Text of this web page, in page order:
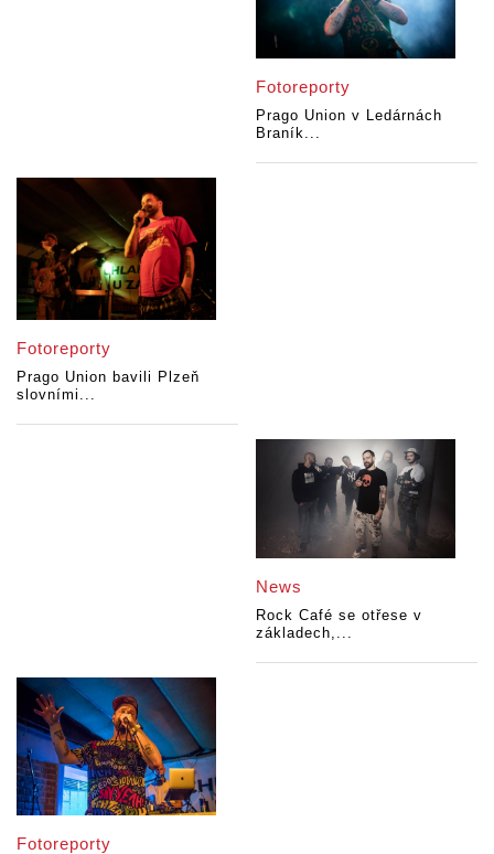
Fotoreporty
Prago Union v Ledárnách
Braník...
Fotoreporty
Prago Union bavili Plzeň
slovními...
News
Rock Café se otřese v
základech,...
Fotoreporty